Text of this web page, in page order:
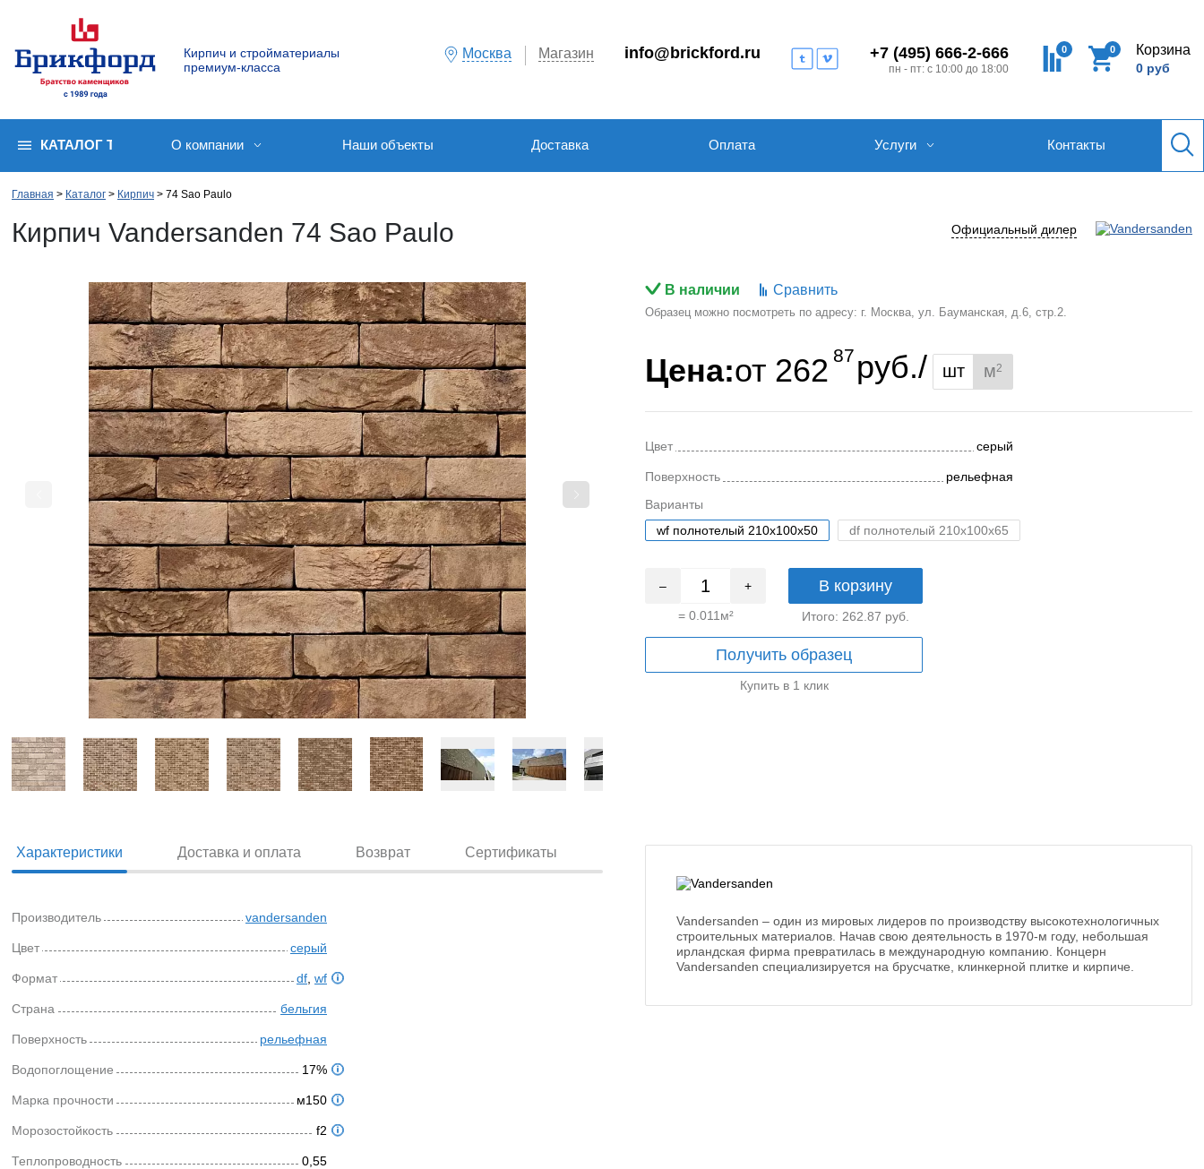
Кирпич и стройматериалы
премиум-класса
Москва Магазин info@brickford.ru +7 (495) 666-2-666
пн - пт: с 10:00 до 18:00
0 0 Корзина
0 руб
КАТАЛОГ ТОВАРОВО компании Наши объекты Доставка Оплата Услуги Контакты
Главная Каталог Кирпич 74 Sao Paulo
Кирпич Vandersanden 74 Sao Paulo Официальный дилер
В наличии Сравнить
Образец можно посмотреть по адресу: г. Москва, ул. Бауманская, д.6, стр.2.
Цена:от 262 87 руб./ шт м2
Цвет серый
Поверхность
рельефная
Варианты
wf полнотелый 210x100x50
df полнотелый 210x100x65
– +
= 0.011 м²
В корзину
Итого: 262.87 руб.
Получить образец
Купить в 1 клик
Характеристики Доставка и оплата Возврат Сертификаты
Производитель vandersanden
Цвет серый
Формат df wf
Страна бельгия
Поверхность рельефная
Водопоглощение 17%
Марка прочности м150
Морозостойкость f2
Теплопроводность 0,55
Vandersanden – один из мировых лидеров по производству высокотехнологичных
строительных материалов. Начав свою деятельность в 1970-м году, небольшая
ирландская фирма превратилась в международную компанию. Концерн
Vandersanden специализируется на брусчатке, клинкерной плитке и кирпиче.